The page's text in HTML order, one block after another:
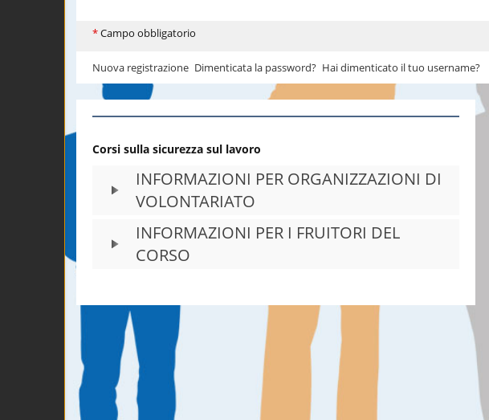
*Campo obbligatorio
Nuova registrazione Dimenticata la password? Hai dimenticato il tuo username?
Corsi sulla sicurezza sul lavoro
INFORMAZIONI PER ORGANIZZAZIONI DI
VOLONTARIATO
INFORMAZIONI PER I FRUITORI DEL
CORSO